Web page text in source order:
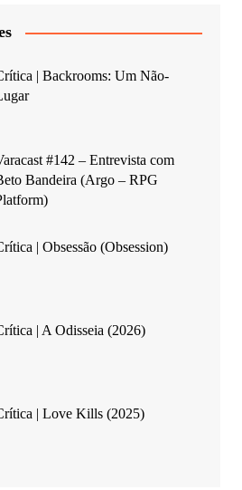
| Backrooms: Um Não-
#142 – Entrevista com
Bandeira (Argo – RPG
| Obsessão (Obsession)
| A Odisseia (2026)
| Love Kills (2025)